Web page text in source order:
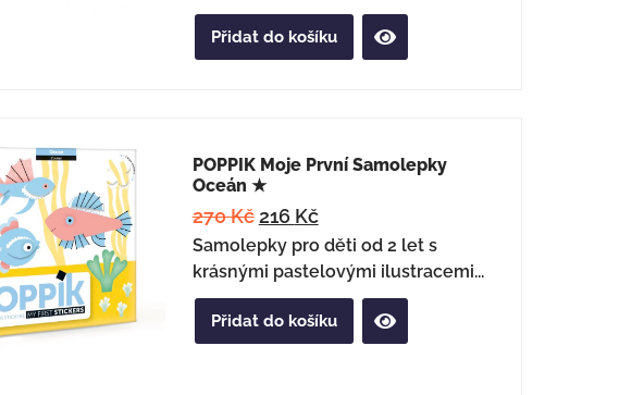
Přidat do košíku
POPPIK Moje První Samolepky
Oceán ★
270Kč 216 Kč
Samolepky pro děti od 2 let s
krásnými pastelovými ilustracemi...
Přidat do košíku